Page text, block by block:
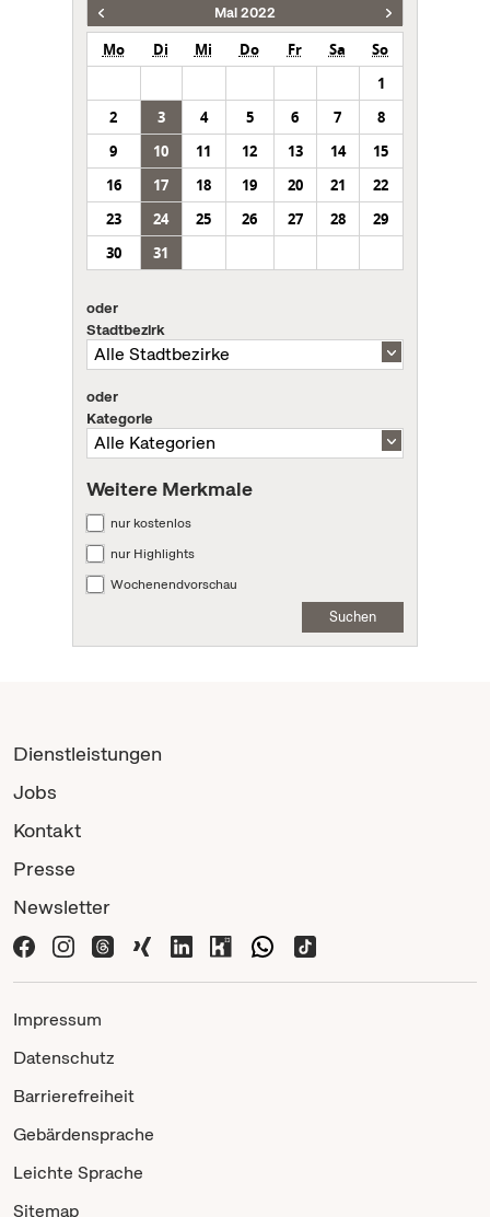
Mai 2022
Mo Di Mi Do Fr Sa
So
1
2
3 4 5 6 7
8
9
10 11 12 13 14
15
16
17 18 19 20 21
22
23
24 25 26 27 28
29
30
31
oder
Stadtbezirk
oder
Kategorie
Weitere Merkmale
nur kostenlos
nur Highlights
Wochenendvorschau
Suchen
Dienstleistungen
Jobs
Kontakt
Presse
Newsletter
Impressum
Datenschutz
Barrierefreiheit
Gebärdensprache
Leichte Sprache
Sitemap